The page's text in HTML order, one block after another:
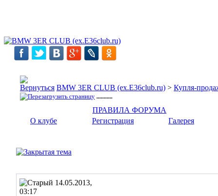
BMW 3ER CLUB (ex.E36club.ru) > Купля-
...........
ПРАВИЛА ФОРУМА
О клубе
Регистрация Галерея
14.05.2013,
03:17